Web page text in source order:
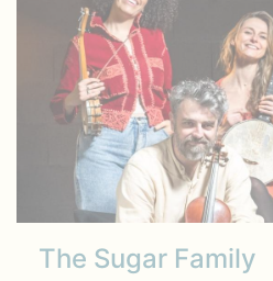
The Sugar Family